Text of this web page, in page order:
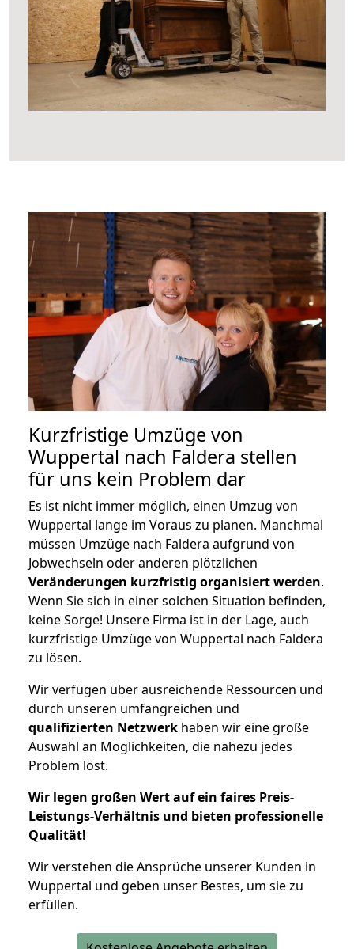
Kurzfristige Umzüge von
Wuppertal nach Faldera stellen
für uns kein Problem dar
Es ist nicht immer möglich, einen Umzug von
Wuppertal lange im Voraus zu planen. Manchmal
müssen Umzüge nach Faldera aufgrund von
Jobwechseln oder anderen plötzlichen
Veränderungen kurzfristig organisiert werden.
Wenn Sie sich in einer solchen Situation befinden,
keine Sorge! Unsere Firma ist in der Lage, auch
kurzfristige Umzüge von Wuppertal nach Faldera
zu lösen.
Wir verfügen über ausreichende Ressourcen und
durch unseren umfangreichen und
qualifizierten Netzwerk haben wir eine große
Auswahl an Möglichkeiten, die nahezu jedes
Problem löst.
Wir legen großen Wert auf ein faires Preis-
Leistungs-Verhältnis und bieten professionelle
Qualität!
Wir verstehen die Ansprüche unserer Kunden in
Wuppertal und geben unser Bestes, um sie zu
erfüllen.